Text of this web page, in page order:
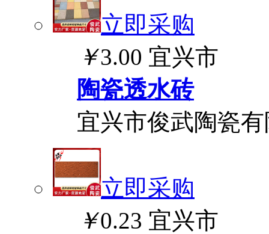
立即采购
￥3.00 宜兴市
陶瓷透水砖
宜兴市俊武陶瓷
立即采购
￥0.23 宜兴市